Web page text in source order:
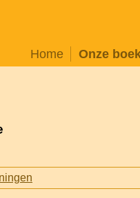
Home Onze